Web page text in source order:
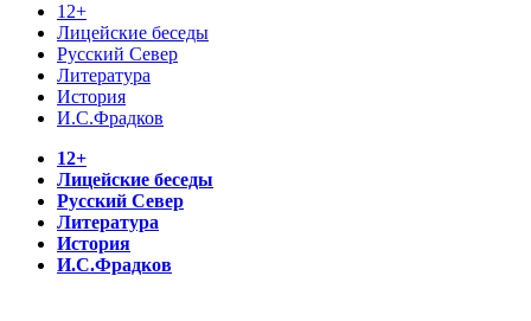
12+
Лицейские беседы
Русский Север
Литература
История
И.С.Фрадков
12+
Лицейские беседы
Русский Север
Литература
История
И.С.Фрадков